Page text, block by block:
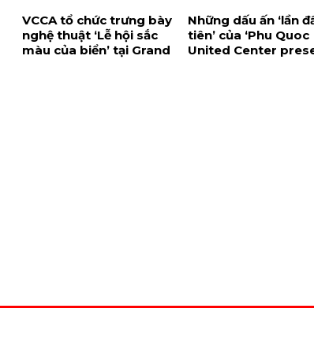
VCCA tổ chức trưng bày
nghệ thuật ‘Lễ hội sắc
màu của biển’ tại Grand
Những dấu ấn ‘lần
tiên’ của ‘Phu Quoc
United Center